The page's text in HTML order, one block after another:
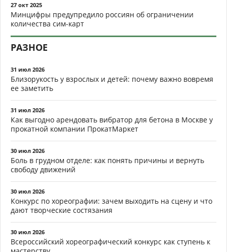
27 окт 2025
Минцифры предупредило россиян об ограничении
количества сим-карт
РАЗНОЕ
31 июл 2026
Близорукость у взрослых и детей: почему важно вовремя
ее заметить
31 июл 2026
Как выгодно арендовать вибратор для бетона в Москве у
прокатной компании ПрокатМаркет
30 июл 2026
Боль в грудном отделе: как понять причины и вернуть
свободу движений
30 июл 2026
Конкурс по хореографии: зачем выходить на сцену и что
дают творческие состязания
30 июл 2026
Всероссийский хореографический конкурс как ступень к